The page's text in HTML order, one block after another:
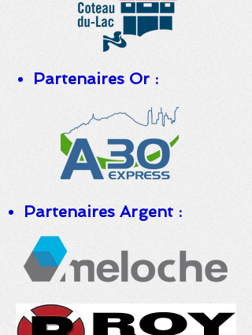
Partenaires Or :
Partenaires Argent :